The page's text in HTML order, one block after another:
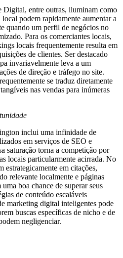
Digital, entre outras, iluminam como
podem rapidamente aumentar a
quando um perfil de negócios no
Para os comerciantes locais,
locais frequentemente resulta em
de clientes. Ser destacado
invariavelmente leva a um
de direção e tráfego no site.
se traduz diretamente
nas vendas para inúmeras
inclui uma infinidade de
em serviços de SEO e
saturação torna a competição por
locais particularmente acirrada. No
estrategicamente em citações,
relevante localmente e páginas
boa chance de superar seus
de conteúdo escaláveis
marketing digital inteligentes pode
buscas específicas de nicho e de
negligenciar.